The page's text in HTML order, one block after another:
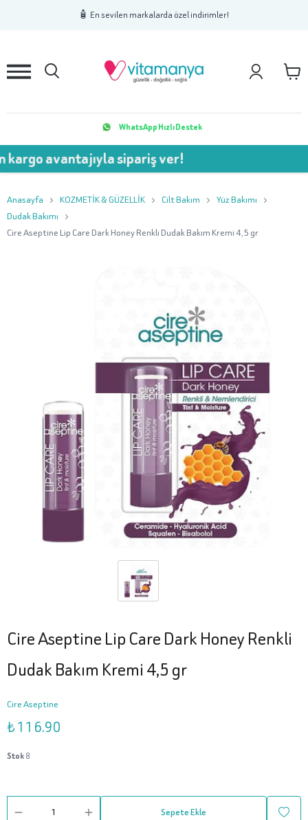
🧴 En sevilen markalarda özel indirimler!
2 3
WhatsApp Hızlı Destek
sipariş ver!
Anasayfa KOZMETİK & GÜZELLİK Cilt Bakım
Yüz Bakımı
Dudak Bakımı
Cire Aseptine Lip Care Dark Honey Renkli Dudak Bakım Kremi 4,5 gr
Cire Aseptine Lip Care Dark Honey Renkli
Dudak Bakım Kremi 4,5 gr
Cire Aseptine
₺ 116.90
Stok8
Sepete Ekle